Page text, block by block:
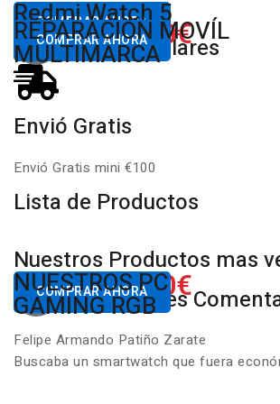
Desde80,00€
COMPRAR AHORA
Redmi Watch 5
Xiaomi
Desde650.00€
COMPRAR AHORA
REPARACIÓN MOVÍL
MULTIMARCA
Productos Populares
Envió Gratis
Envió Gratis mini €100
Lista de Productos
Nuestros Productos mas
Desde650.00€
COMPRAR AHORA
NUESTROS PC
GAMING RGB
Nuestros Clientes
Felipe Armando Patiño Zarate
Buscaba un smartwatch que fuera